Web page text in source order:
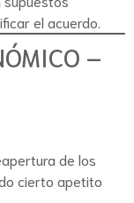
el acuerdo.
–
de los
cierto apetito